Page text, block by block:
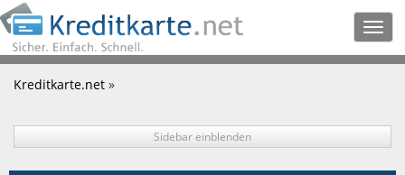
Kreditkarte.net »
Sidebar einblenden